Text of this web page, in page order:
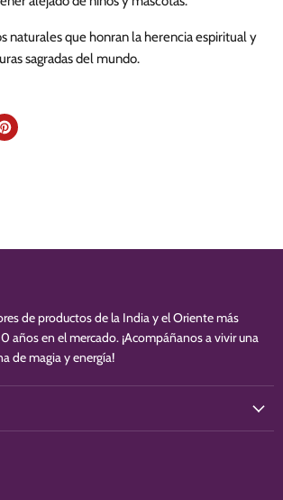
naturales que honran la herencia espiritual y
sagradas del mundo.
de productos de la India y el Oriente más
años en el mercado. ¡Acompáñanos a vivir una
de magia y energía!